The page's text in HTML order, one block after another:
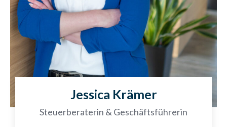
Jessica Krämer
Steuerberaterin & Geschäftsführerin